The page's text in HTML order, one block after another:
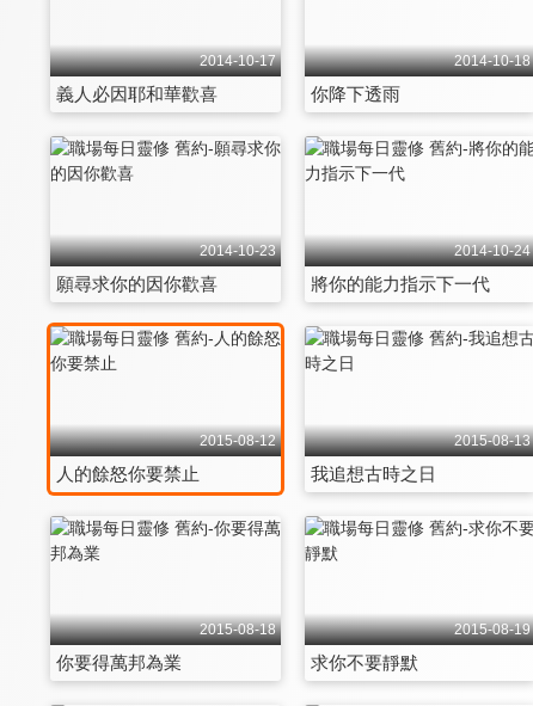
2014-10-17
義人必因耶和華歡喜
2014-10-18
你降下透雨
2014-10-23
願尋求你的因你歡喜
2014-10-24
將你的能力指示下一代
2015-08-12
人的餘怒你要禁止
2015-08-13
我追想古時之日
2015-08-18
你要得萬邦為業
2015-08-19
求你不要靜默